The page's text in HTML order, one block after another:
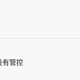
无论它有多少正
险的物质。
有管控